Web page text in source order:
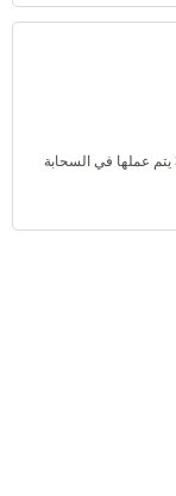
لا تحتاج إلى تثبيت أي برنامج. جميع تحويلات avi إلى 3g2 يتم عملها في السحابة